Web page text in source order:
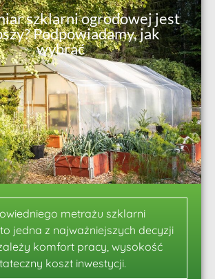
szklarni ogrodowej jest
Podpowiadamy, jak
wybrać
metrażu szklarni
jedna z najważniejszych decyzji
komfort pracy, wysokość
koszt inwestycji.